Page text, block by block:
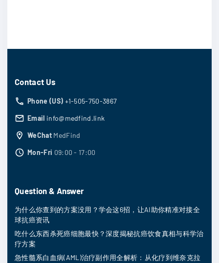
Contact Us
Phone (US) +1-505-750-3867
Email info@medfind.link
WeChat MedFind
Mon-Fri 09:00 - 17:00
Question & Answer
为什么你查到的方案没用？学会这6招，让AI助你精准对接全
球抗癌资讯
吃什么东西杀死癌细胞最快？深度揭秘抗癌饮食真相与科学治
疗方案
急性髓系白血病(AML)治疗副作用全解析：从化疗到维奈克拉